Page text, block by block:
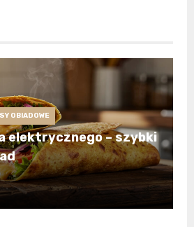
OBIADOWE
elektrycznego – szybki